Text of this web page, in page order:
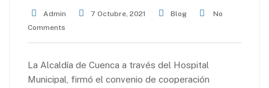
Admin 7 Octubre, 2021 Blog
No
Comments
La Alcaldía de Cuenca a través del Hospital
Municipal, firmó el convenio de cooperación